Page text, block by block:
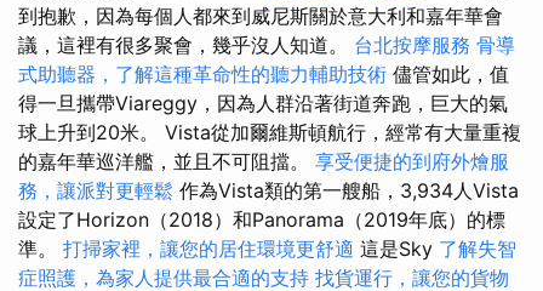
到抱歉，因為每個人都來到威尼斯關於意大利和嘉年華會
議，這裡有很多聚會，幾乎沒人知道。 台北按摩服務 骨導
式助聽器，了解這種革命性的聽力輔助技術 儘管如此，值
得一旦攜帶Viareggy，因為人群沿著街道奔跑，巨大的氣
球上升到20米。 Vista從加爾維斯頓航行，經常有大量重複
的嘉年華巡洋艦，並且不可阻擋。 享受便捷的到府外燴服
務，讓派對更輕鬆 作為Vista類的第一艘船，3,934人Vista
設定了Horizo​​n（2018）和Panorama（2019年底）的標
準。 打掃家裡，讓您的居住環境更舒適 這是Sky 了解失智
症照護，為家人提供最合適的支持 找貨運行，讓您的貨物